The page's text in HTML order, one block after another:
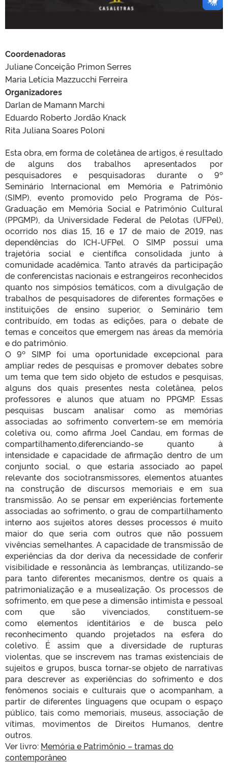
Coordenadoras
Juliane Conceição Primon Serres
Maria Letícia Mazzucchi Ferreira
Organizadores
Darlan de Mamann Marchi
Eduardo Roberto Jordão Knack
Rita Juliana Soares Poloni
Esta obra, em forma de coletânea de artigos, é resultado
de alguns dos trabalhos apresentados por
pesquisadores e pesquisadoras durante o 9º
Seminário Internacional em Memória e Patrimônio
(SIMP), evento promovido pelo Programa de Pós-
Graduação em Memória Social e Patrimônio Cultural
(PPGMP), da Universidade Federal de Pelotas (UFPel),
ocorrido nos dias 15, 16 e 17 de maio de 2019, nas
dependências do ICH-UFPel. O SIMP possui uma
trajetória social e científica consolidada junto à
comunidade acadêmica. Tanto através da participação
de conferencistas nacionais e estrangeiros reconhecidos
quanto nos simpósios temáticos, com a divulgação de
trabalhos de pesquisadores de diferentes formações e
instituições de ensino superior, o Seminário tem
contribuído, em todas as edições, para o debate de
temas e conceitos que emergem nas áreas da memória
e do patrimônio.
O 9º SIMP foi uma oportunidade excepcional para
ampliar redes de pesquisas e promover debates sobre
um tema que tem sido objeto de estudos e pesquisas,
alguns dos quais presentes nesta coletânea, pelos
professores e alunos que atuam no PPGMP. Essas
pesquisas buscam analisar como as memórias
associadas ao sofrimento convertem-se em memória
coletiva ou, como afirma Joel Candau, em formas de
compartilhamento,diferenciando-se quanto à
intensidade e capacidade de afirmação dentro de um
conjunto social, o que estaria associado ao papel
relevante dos sociotransmissores, elementos atuantes
na construção de discursos memoriais e em sua
transmissão. Ao se pensar em experiências fortemente
associadas ao sofrimento, o grau de compartilhamento
interno aos sujeitos atores desses processos é muito
maior do que seria com outros que não possuem
vivências semelhantes. A capacidade de transmissão de
experiências da dor deriva da necessidade de conferir
visibilidade e ressonância às lembranças, utilizando-se
para tanto diferentes mecanismos, dentre os quais a
patrimonialização e a musealização. Os processos de
sofrimento, em que pese a dimensão intimista e pessoal
com que são vivenciados, constituem-se
como elementos identitários e de busca pelo
reconhecimento quando projetados na esfera do
coletivo. É assim que a diversidade de rupturas
violentas, que se inscrevem nas tramas existenciais de
sujeitos e grupos, busca tornar-se objeto de narrativas
para descrever as experiências do sofrimento e dos
fenômenos sociais e culturais que o acompanham, a
partir de diferentes linguagens que ocupam o espaço
público, tais como memoriais, museus, associação de
vítimas, movimentos de Direitos Humanos, dentre
outros.
Ver livro: Memória e Patrimônio – tramas do
contemporâneo